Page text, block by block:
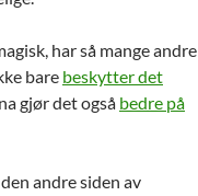
har så mange andre
bare beskytter det
gjør det også bedre på
andre siden av